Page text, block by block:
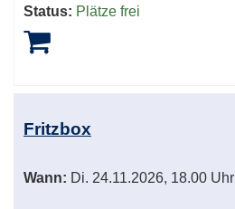
Status: Plätze frei
Fritzbox
Wann: Di. 24.11.2026, 18.00 Uhr